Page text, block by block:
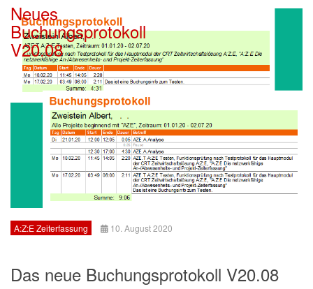
Neues
Buchungsprotokoll
V20.08
A:Z:E Zeiterfassung 10. August 2020
Das neue Buchungsprotokoll V20.08